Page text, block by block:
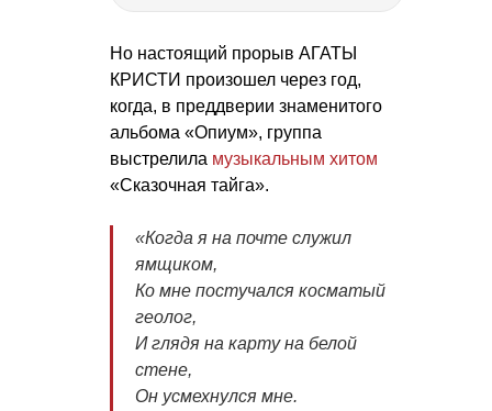
Но настоящий прорыв АГАТЫ
КРИСТИ произошел через год,
когда, в преддверии знаменитого
альбома «Опиум», группа
выстрелила музыкальным хитом
«Сказочная тайга».
«Когда я на почте служил
ямщиком,
Ко мне постучался косматый
геолог,
И глядя на карту на белой
стене,
Он усмехнулся мне.